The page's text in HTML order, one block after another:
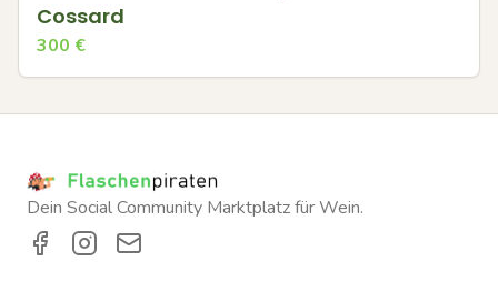
Cossard
300 €
Dein Social Community Marktplatz für Wein.